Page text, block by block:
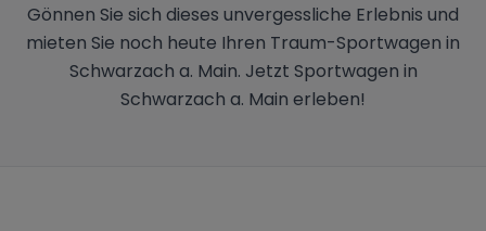
Gönnen Sie sich dieses unvergessliche Erlebnis und
mieten Sie noch heute Ihren Traum-Sportwagen in
Schwarzach a. Main. Jetzt Sportwagen in
Schwarzach a. Main erleben!